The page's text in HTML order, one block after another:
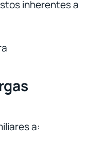
inherentes a
a: